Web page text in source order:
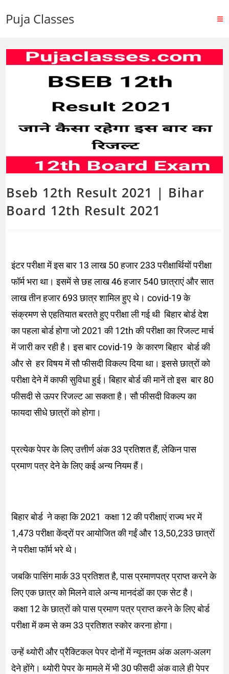
Puja Classes
Bseb 12th Result 2021 | Bihar
Board 12th Result 2021
इंटर परीक्षा में इस बार 13 लाख 50 हजार 233 परीक्षार्थियों परीक्षा
फॉर्म भरा था। इसमें से छह लाख 46 हजार 540 छात्राएं और सात
लाख तीन हजार 693 छात्र शामिल हुए थे। covid-19 के
संक्रमण से एहतियात बरतते हुए परीक्षा ली गई थी बिहार बोर्ड देश
का पहला बोर्ड होगा जो 2021 की 12th की परीक्षा का रिजल्ट मार्च
में जारी कर रही है। इस बार covid-19 के कारण बिहार बोर्ड की
और से हर विषय में सौ फीसदी विकल्प दिया था। इससे छात्रों को
परीक्षा देने में काफी सुविधा हुई। बिहार बोर्ड की मानें तो इस बार 80
फीसदी से ऊपर रिजल्ट आ सकता है। सौ फीसदी विकल्प का
फायदा सीधे छात्रों को होगा।
प्रत्येक पेपर के लिए उत्तीर्ण अंक 33 प्रतिशत हैं, लेकिन पास
प्रमाण पत्र देने के लिए कई अन्य नियम हैं।
बिहार बोर्ड ने कहा कि 2021 कक्षा 12 की परीक्षाएं राज्य भर में
1,473 परीक्षा केंद्रों पर आयोजित की गईं और 13,50,233 छात्रों
ने परीक्षा फॉर्म भरे थे।
जबकि पासिंग मार्क 33 प्रतिशत है, पास प्रमाणपत्र प्राप्त करने के
लिए एक छात्र को मिलने वाले अन्य मानदंडों का एक सेट है।
कक्षा 12 के छात्रों को पास प्रमाण पत्र प्राप्त करने के लिए बोर्ड
परीक्षा में कम से कम 33 प्रतिशत स्कोर करना होगा।
उन्हें थ्योरी और प्रैक्टिकल पेपर दोनों में न्यूनतम अंक अलग-अलग
देने होंगे। थ्योरी पेपर के मामले में भी 30 फीसदी अंक वाले ही पेपर